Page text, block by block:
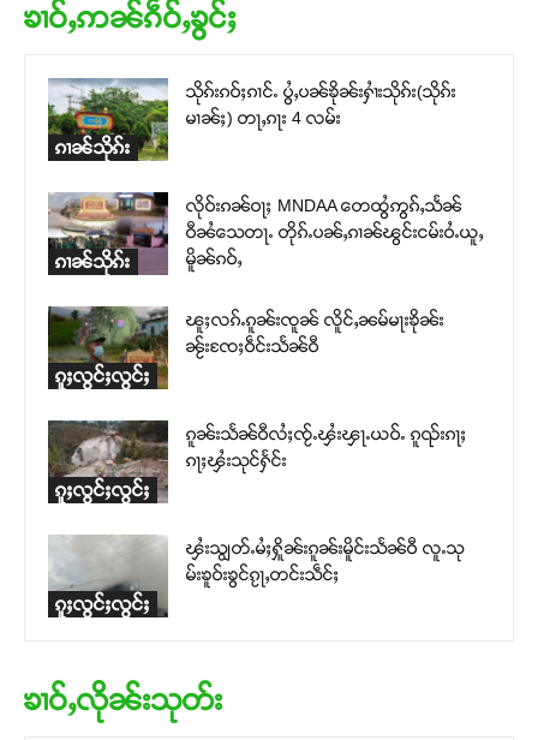
ၶၢဝ်ႇဢၼ်ၵဵဝ်ႇၶွင်ႈ
ၵၢၼ်သိုၵ်း
သိုၵ်းၵဝ်ႈၵၢင်ႉ ပွႆႇပၼ်ၶိုၼ်းႁၢႆးသိုၵ်း(သိုၵ်း
မၢၼ်ႈ) တႃႇၵႃး 4 လမ်း
ၵၢၼ်သိုၵ်း
လိုဝ်းၵၼ်ဝႃႈ MNDAA တေထွႆဢွၵ်ႇသႅၼ်
ဝီၼႆသေတႃႉ တိုၵ်ႉပၼ်ႇၵၢၼ်ၽွင်းငမ်းဝႆႉယူႇ
မိူၼ်ၵဝ်ႇ
ၵူႈလွင်ႈလွင်ႈ
ၽူႈလၵ်ႉၵူၼ်းၸူၼ် လိူင်ႇၼမ်မႃးၶိုၼ်း
ၼႂ်းၸႄႈဝဵင်းသႅၼ်ဝီ
ၵူႈလွင်ႈလွင်ႈ
ၵူၼ်းသႅၼ်ဝီလႆႈၸႂ်ႉၾႆးၾႃႉယဝ်ႉ ၵူၺ်းၵႃႈ
ၵႃႈၾႆးသုင်ႁႅင်း
ၵူႈလွင်ႈလွင်ႈ
ၾႆးသျွတ်ႉမႆႈႁိူၼ်းၵူၼ်းမိူင်းသႅၼ်ဝီ လူႉသု
မ်းၶူဝ်းၶွင်ၵႂႃႇတင်းသဵင်ႈ
ၶၢဝ်ႇလိုၼ်းသုတ်း